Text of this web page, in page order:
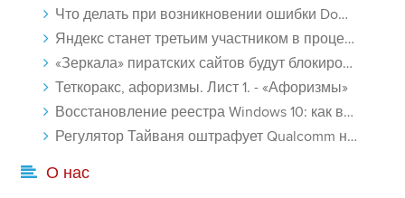
Что делать при возникновении ошибки Download interrupted в Chrome - «Windows»
Яндекс станет третьим участником в процессе ФАС против Google - «Интернет»
«Зеркала» пиратских сайтов будут блокироваться! - «Интернет»
Теткоракс, афоризмы. Лист 1. - «Афоризмы»
Восстановление реестра Windows 10: как восстановить реестр Виндовс 10 - «Windows»
Регулятор Тайваня оштрафует Qualcomm на $774 млн - «Новости сети»
О нас